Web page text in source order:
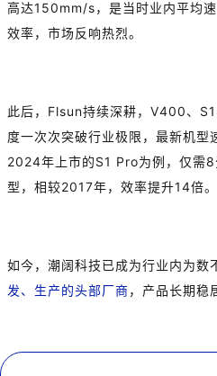
高达150mm/s，是当时业内平均
效率，市场反响热烈。
此后，Flsun持续深耕，V400、
度一次次突破行业极限，最新机
2024年上市的S1 Pro为例，仅需
型，相较2017年，效率提升14倍。
如今，潮阔科技已成为行业内为数
发、生产的头部厂商，产品长期稳